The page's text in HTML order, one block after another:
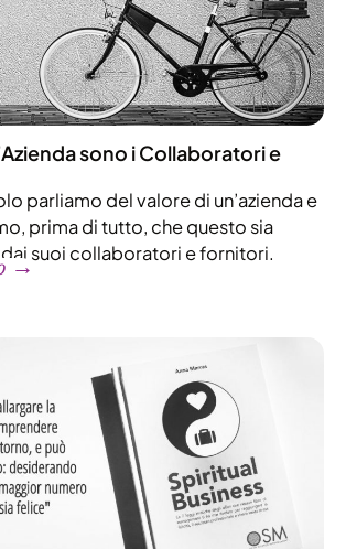
sono i Collaboratori e
parliamo del valore di un’azienda e
prima di tutto, che questo sia
suoi collaboratori e fornitori.
→